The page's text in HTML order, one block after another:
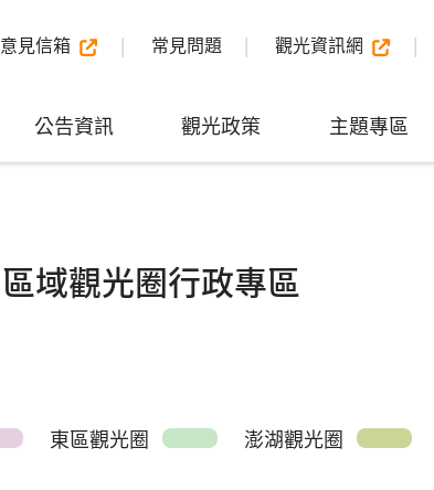
意見信箱 常見問題 觀光資訊網
公告資訊 觀光政策 主題專區
區域觀光圈行政專區
東區觀光圈 澎湖觀光圈